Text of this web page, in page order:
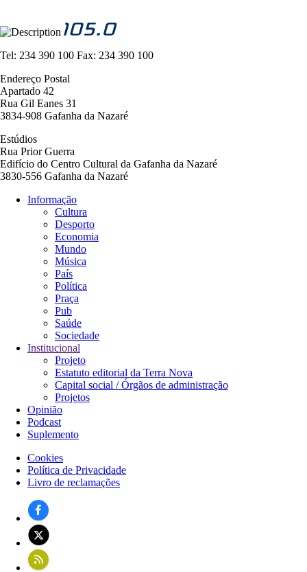
Tel: 234 390 100 Fax: 234 390 100
Endereço Postal
Apartado 42
Rua Gil Eanes 31
3834-908 Gafanha da Nazaré
Estúdios
Rua Prior Guerra
Edifício do Centro Cultural da Gafanha da Nazaré
3830-556 Gafanha da Nazaré
Navegação
principal
Informação
Cultura
Desporto
Economia
Mundo
Música
País
Política
Praça
Pub
Saúde
Sociedade
Institucional
Projeto
Estatuto editorial da Terra Nova
Capital social / Órgãos de administração
Projetos
Opinião
Podcast
Suplemento
Rodapé
Cookies
Política de Privacidade
Livro de reclamações